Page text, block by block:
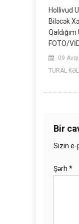
Hollivud
Biləcək
FOTO/
09
TURAL
Bir
Sizin e-
Şərh *